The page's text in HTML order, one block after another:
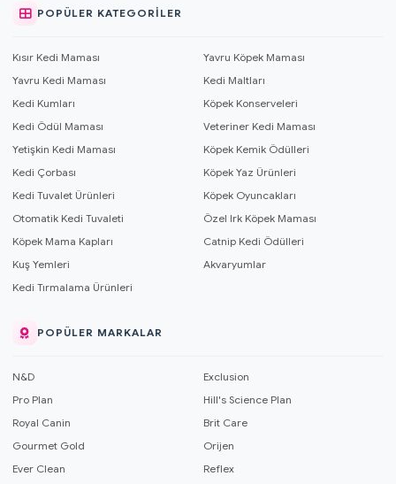
POPÜLER KATEGORILER
Kısır Kedi Maması
Yavru Köpek Maması
Yavru Kedi Maması
Kedi Maltları
Kedi Kumları
Köpek Konserveleri
Kedi Ödül Maması
Veteriner Kedi Maması
Yetişkin Kedi Maması
Köpek Kemik Ödülleri
Kedi Çorbası
Köpek Yaz Ürünleri
Kedi Tuvalet Ürünleri
Köpek Oyuncakları
Otomatik Kedi Tuvaleti
Özel Irk Köpek Maması
Köpek Mama Kapları
Catnip Kedi Ödülleri
Kuş Yemleri
Akvaryumlar
Kedi Tırmalama Ürünleri
POPÜLER MARKALAR
N&D
Exclusion
Pro Plan
Hill's Science Plan
Royal Canin
Brit Care
Gourmet Gold
Orijen
Ever Clean
Reflex